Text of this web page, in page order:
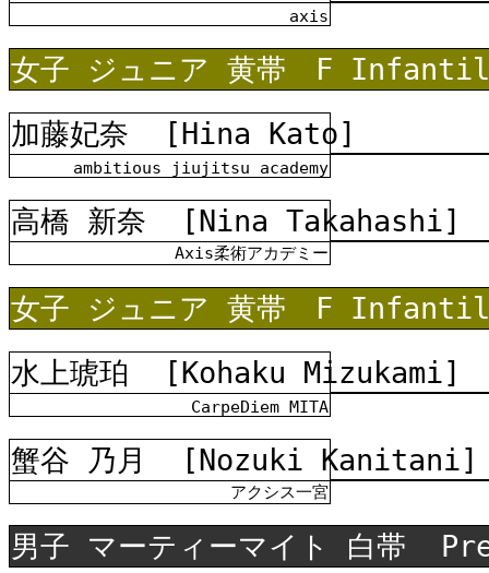
axis
女子
ジュニア 黄帯
加藤妃奈
[Hina Kato]
ambitious jiujitsu academy
高橋 新奈 [Nina Takahashi]
Axis柔術アカデミー
女子
ジュニア 黄帯
水上琥珀
[Kohaku Mizukami]
CarpeDiem MITA
蟹谷 乃月 [Nozuki Kanitani]
アクシス一宮
男子 マーティーマイト 白帯